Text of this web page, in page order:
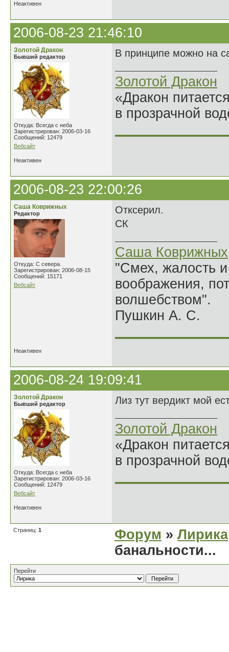
Неактивен
2006-08-23 21:46:10
Золотой Дракон
Бывший редактор
Откуда: Всегда с неба
Зарегистрирован: 2006-03-16
Сообщений: 12479
Вебсайт
В принципе можно на
Золотой Дракон
«Дракон
в прозрачной
Неактивен
2006-08-23 22:00:26
Саша Коврижных
Редактор
Откуда: С севера.
Зарегистрирован: 2006-08-15
Сообщений: 15171
Вебсайт
Отксерил.
СК
Саша Коврижных
"Смех, жалость
воображения,
волшебством".
Пушкин А. С.
Неактивен
2006-08-24 19:09:41
Золотой Дракон
Бывший редактор
Откуда: Всегда с неба
Зарегистрирован: 2006-03-16
Сообщений: 12479
Вебсайт
Лиз тут вердикт мой
Золотой Дракон
«Дракон
в прозрачной
Неактивен
Страниц: 1 Форум » Лирика
банальности...
Перейти